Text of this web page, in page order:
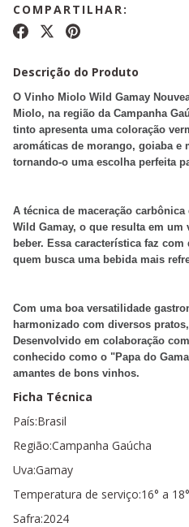
COMPARTILHAR:
Descrição do Produto
O Vinho Miolo Wild Gamay
Miolo, na região da Campanha
tinto apresenta uma coloração
aromáticas de morango, goiaba e
tornando-o uma escolha perfeita
A técnica de maceração
Wild Gamay, o que resulta em
beber. Essa característica faz
quem busca uma bebida mais
Com uma boa versatilidade
harmonizado com diversos
Desenvolvido em colaboração
conhecido como o "Papa do
amantes de bons vinhos.
Ficha Técnica
País:Brasil
Região:Campanha Gaúcha
Uva:Gamay
Temperatura de serviço:16° a
Safra:2024